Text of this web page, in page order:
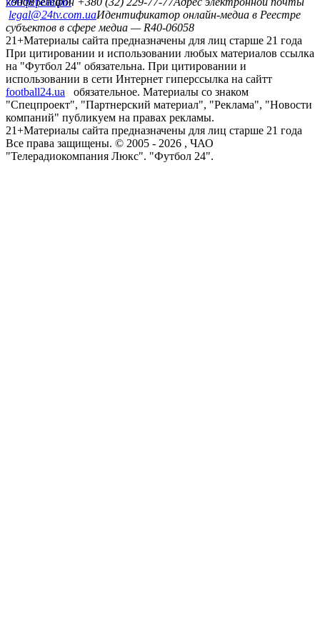
legal@24tv.com.uaИдентификатор онлайн-медиа в Реестре
субъектов в сфере медиа — R40-06058
21+Материалы сайта предназначены для лиц старше 21 года
При цитировании и использовании любых материалов ссылка
на "Футбол 24" обязательна. При цитировании и
использовании в сети Интернет гиперссылка на сайтт
football24.ua
обязательное. Материалы со знаком
"Спецпроект", "Партнерский материал", "Реклама", "Новости
компаний" публикуем на правах рекламы.
21+Материалы сайта предназначены для лиц старше 21 года
Все права защищены. © 2005 - 2026 , ЧАО
"Телерадиокомпания Люкс". "Футбол 24".